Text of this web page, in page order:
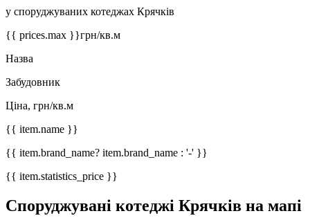
у споруджуваних котеджах Крячків
{{ prices.max }}грн/кв.м
Назва
Забудовник
Ціна, грн/кв.м
{{ item.name }}
{{ item.brand_name? item.brand_name : '-' }}
{{ item.statistics_price }}
Споруджувані котеджі Крячків на мапі